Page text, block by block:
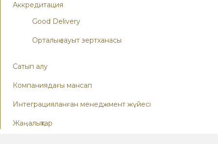
Аккредитация
Good Delivery
Орталық зауыт зертханасы
Сатып алу
Компаниядағы мансап
Интеграцияланған менеджмент жүйесі
Жаңалықтар